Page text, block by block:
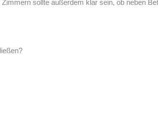
sollte außerdem klar sein, ob neben